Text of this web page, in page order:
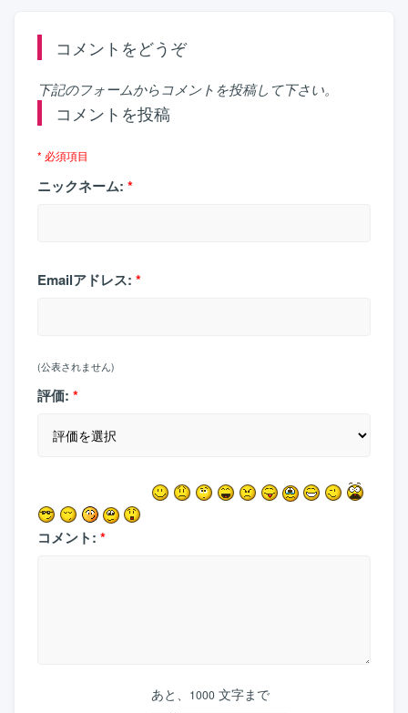
コメントをどうぞ
下記のフォームからコメントを投稿して下さい。
コメントを投稿
* 必須項目
ニックネーム: *
Emailアドレス: *
(公表されません)
評価: *
コメント: *
あと、 1000 文字まで